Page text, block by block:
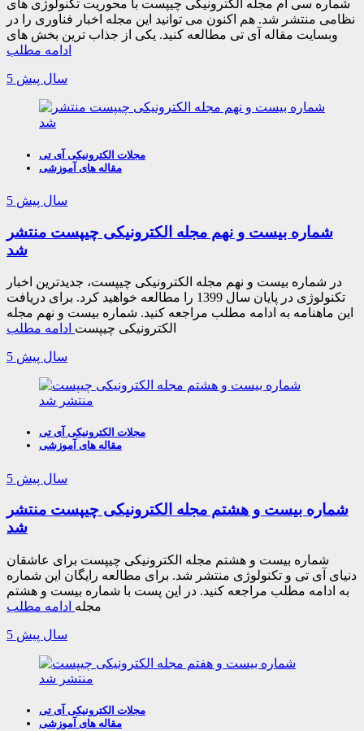
شماره سی ام مجله الکترونیکی چیپست با محوریت تکنولوژی های
نظامی منتشر شد. هم اکنون می توانید این مجله اخبار فناوری را در
وبسایت مقاله آی تی مطالعه کنید. یکی از جذاب ترین بخش های
ادامه مطلب
5 سال پیش
مجلات الکترونیکی آی تی
مقاله های آموزشی
5 سال پیش
شماره بیست و نهم مجله الکترونیکی چیپست منتشر
شد
در شماره بیست و نهم مجله الکترونیکی چیپست، جدیدترین اخبار
تکنولوژی در پایان سال 1399 را مطالعه خواهید کرد. برای دریافت
این ماهنامه به ادامه مطلب مراجعه کنید. شماره بیست و نهم مجله
الکترونیکی چیپست ادامه مطلب
5 سال پیش
مجلات الکترونیکی آی تی
مقاله های آموزشی
5 سال پیش
شماره بیست و هشتم مجله الکترونیکی چیپست منتشر
شد
شماره بیست و هشتم مجله الکترونیکی چیپست برای عاشقان
دنیای آی تی و تکنولوژی منتشر شد. برای مطالعه رایگان این شماره
به ادامه مطلب مراجعه کنید. در این پست با شماره بیست و هشتم
مجله ادامه مطلب
5 سال پیش
مجلات الکترونیکی آی تی
مقاله های آموزشی